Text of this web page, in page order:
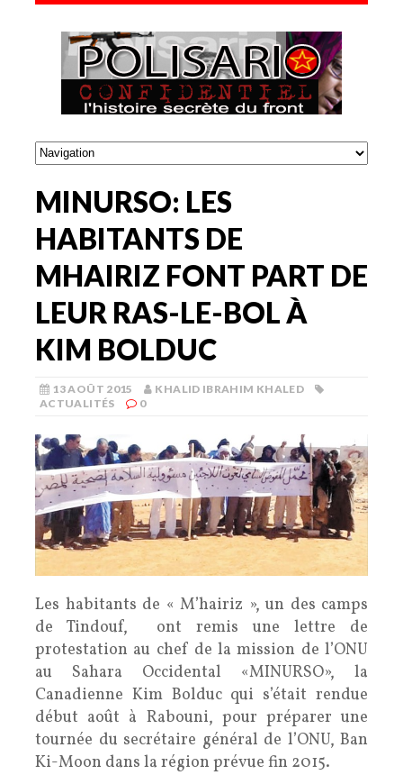
MINURSO: LES
HABITANTS DE
MHAIRIZ FONT PART DE
LEUR RAS-LE-BOL À
KIM BOLDUC
13 AOÛT 2015
KHALID IBRAHIM KHALED
ACTUALITÉS
0
Les habitants de « M’hairiz », un des camps
de Tindouf, ont remis une lettre de
protestation au chef de la mission de l’ONU
au Sahara Occidental «MINURSO», la
Canadienne Kim Bolduc qui s’était rendue
début août à Rabouni, pour préparer une
tournée du secrétaire général de l’ONU, Ban
Ki-Moon dans la région prévue fin 2015.